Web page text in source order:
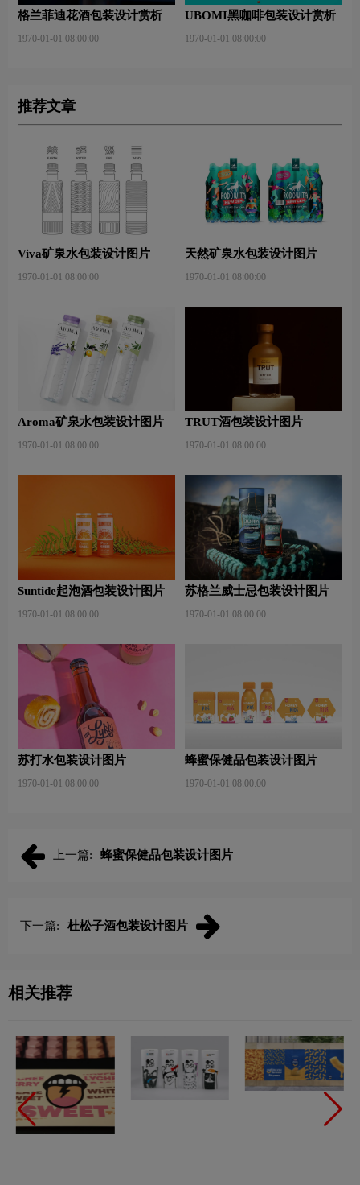
格兰菲迪花酒包装设计赏析
1970-01-01 08:00:00
UBOMI黑咖啡包装设计赏析
1970-01-01 08:00:00
推荐文章
Viva矿泉水包装设计图片
1970-01-01 08:00:00
天然矿泉水包装设计图片
1970-01-01 08:00:00
Aroma矿泉水包装设计图片
1970-01-01 08:00:00
TRUT酒包装设计图片
1970-01-01 08:00:00
Suntide起泡酒包装设计图片
1970-01-01 08:00:00
苏格兰威士忌包装设计图片
1970-01-01 08:00:00
苏打水包装设计图片
1970-01-01 08:00:00
蜂蜜保健品包装设计图片
1970-01-01 08:00:00
上一篇: 蜂蜜保健品包装设计图片
下一篇: 杜松子酒包装设计图片
相关推荐